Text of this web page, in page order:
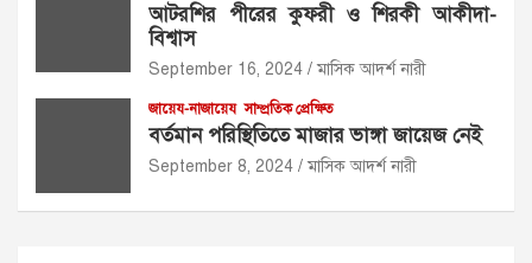
আটরশির পীরের কুফরী ও শিরকী আকীদা-
বিশ্বাস
September 16, 2024 মাসিক আদর্শ নারী
জায়েয-নাজায়েয সাম্প্রতিক প্রেক্ষিত
বর্তমান পরিস্থিতিতে মাজার ভাঙ্গা জায়েজ নেই
September 8, 2024 মাসিক আদর্শ নারী